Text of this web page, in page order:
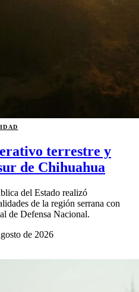
terrestre y
de Chihuahua
del Estado realizó
de la región serrana con
de Defensa Nacional.
de 2026